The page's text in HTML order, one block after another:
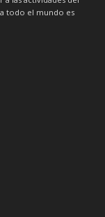
todo el mundo es